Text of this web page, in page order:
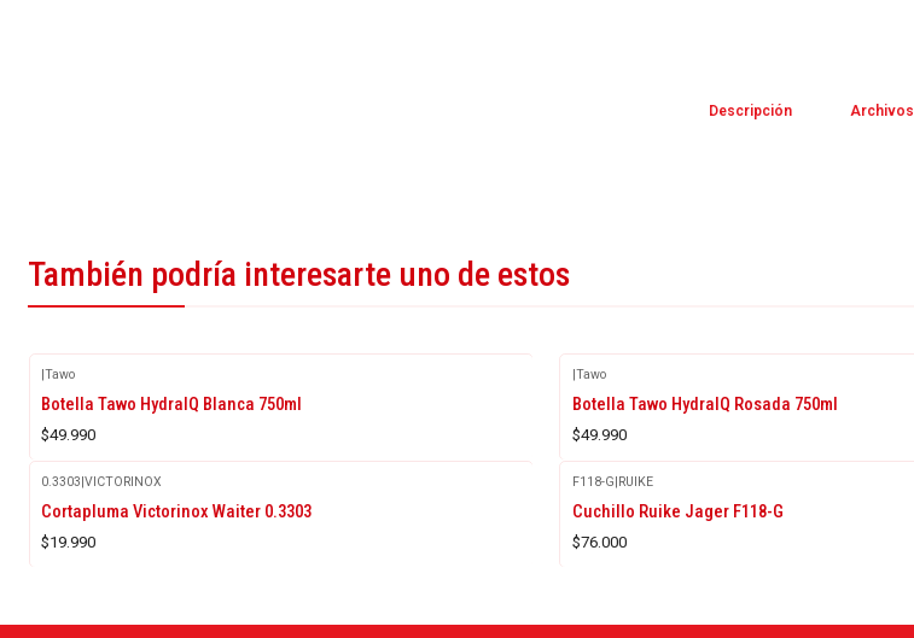
Descripción Archivos
También podría interesarte uno de estos
|Tawo
Botella Tawo HydralQ Blanca 750ml
$49.990
|Tawo
Botella Tawo HydralQ Rosada 750ml
$49.990
0.3303|VICTORINOX
Cortapluma Victorinox Waiter 0.3303
$19.990
F118-G|RUIKE
Cuchillo Ruike Jager F118-G
$76.000